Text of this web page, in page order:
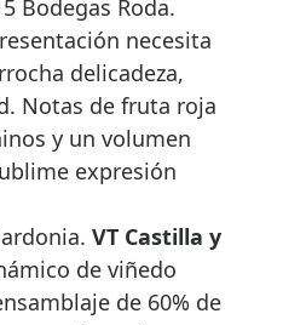
Bodegas Roda.
necesita
delicadeza,
Notas de fruta roja
y un volumen
expresión
VT Castilla y
de viñedo
de 60% de